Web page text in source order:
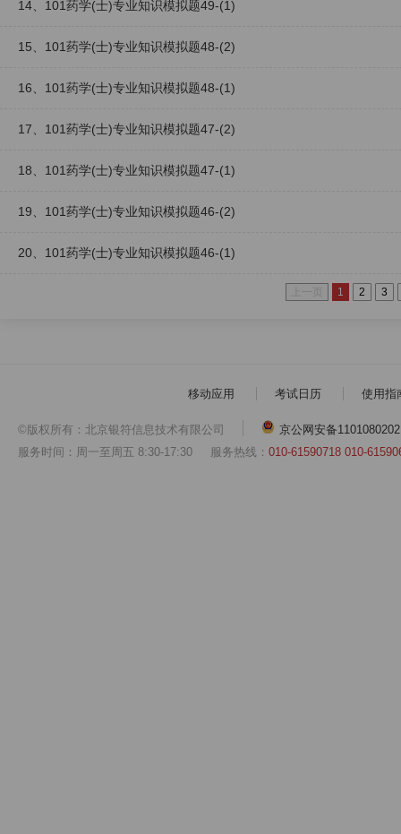
14、101药学(士)专业知识模拟题49-(1)
15、101药学(士)专业知识模拟题48-(2)
16、101药学(士)专业知识模拟题48-(1)
17、101药学(士)专业知识模拟题47-(2)
18、101药学(士)专业知识模拟题47-(1)
19、101药学(士)专业知识模拟题46-(2)
20、101药学(士)专业知识模拟题46-(1)
1 2 3
移动应用 考试日历 使用指
©版权所有：北京银符信息技术有限公司
京公网安备
服务时间：周一至周五 8:30-17:30 服务热线： 010-61590718 010-